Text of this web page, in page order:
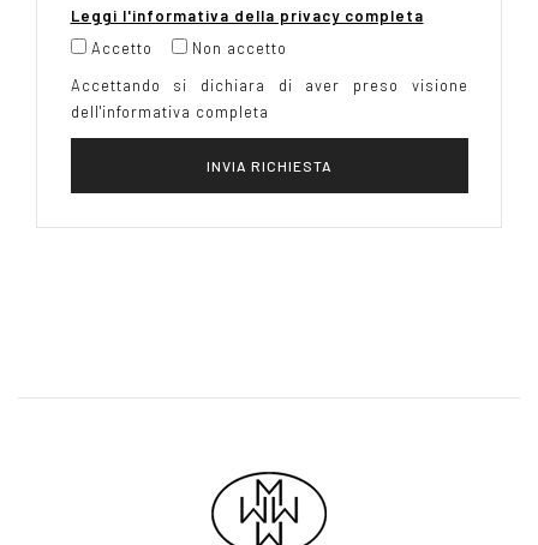
Leggi l'informativa della privacy completa
Accetto
Non accetto
Accettando si dichiara di aver preso visione
dell'informativa completa
INVIA RICHIESTA